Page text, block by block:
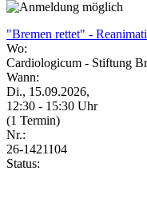
"Bremen rettet" -
Wo:
Cardiologicum - Stiftung
Wann:
Di., 15.09.2026,
12:30 - 15:30 Uhr
(1 Termin)
Nr.:
26-1421104
Status: